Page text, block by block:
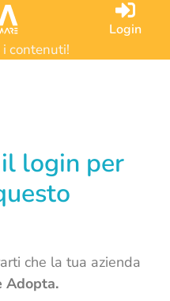
Login
contenuti!
login per
che la tua azienda
Adopta.